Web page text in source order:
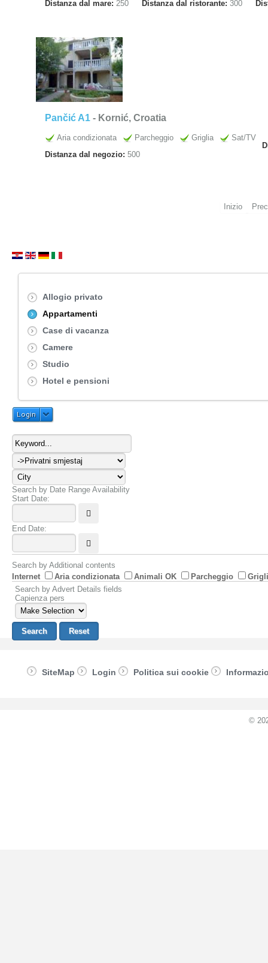
Distanza dal mare: 250 Distanza dal ristorante: 300
Pančić A1 - Kornić, Croatia
Aria condizionata Parcheggio Griglia
Sat/TV
Distanza dal negozio: 500
Inizio Prec
Allogio privato
Appartamenti
Case di vacanza
Camere
Studio
Hotel e pensioni
Login
Search by Date Range Availability
Start Date:
End Date:
Search by Additional contents
Internet
Aria condizionata Animali OK Parcheggio
Search by Advert Details fields
Capienza pers
SiteMap Login Politica sui cookie
©